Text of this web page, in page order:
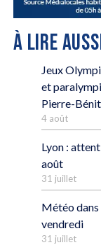
À LIRE
Jeux
et
Pierre-
4 août
Lyon :
août
31 juillet
Météo dans
vendredi
31 juillet